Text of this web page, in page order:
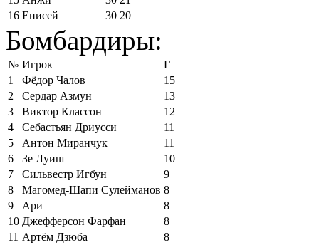
16 Енисей 30 20
Бомбардиры:
№ Игрок
Г
1
Фёдор Чалов
15
2
Сердар Азмун
13
3
Виктор Классон
12
4
Себастьян Дриусси
11
5
Антон Миранчук
11
6
Зе Луиш
10
7
Сильвестр Игбун
9
8
Магомед-Шапи Сулейманов 8
9
Ари
8
10 Джефферсон Фарфан
8
11 Артём Дзюба
8